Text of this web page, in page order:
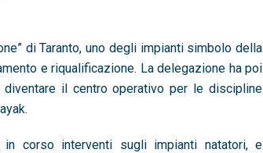
di Taranto, uno degli impianti simbolo della
e riqualificazione. La delegazione ha poi
diventare il centro operativo per le discipline
corso interventi sugli impianti natatori, e